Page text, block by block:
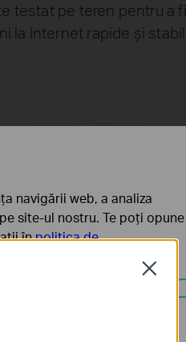
testat pe teren pentru a
la Internet rapide și
Close
navigării web, a analiza
site-ul nostru. Te poți opune
înpolitica de
nu pot fi dezactivate în